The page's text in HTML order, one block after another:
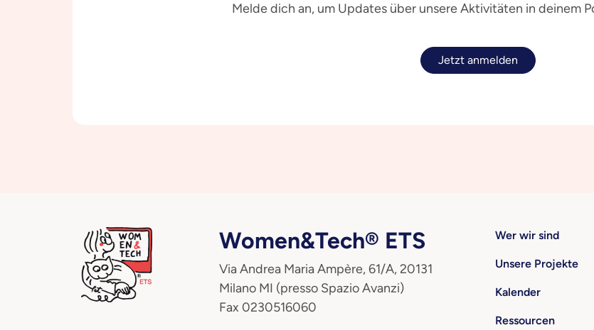
Melde dich an, um Updates über unsere Aktivitäten in deinem
Jetzt anmelden
Women&Tech® ETS
Via Andrea Maria Ampère, 61/A, 20131
Milano MI (presso Spazio Avanzi)
Fax 0230516060
Wer wir sind
Unsere Projekte
Kalender
Ressourcen